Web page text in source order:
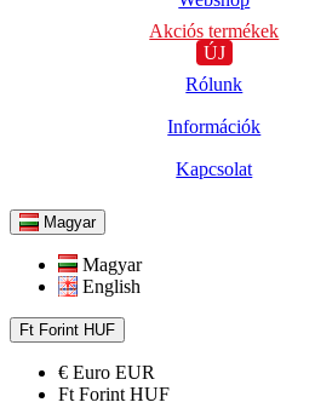
Akciós termékek
ÚJ
Rólunk
Információk
Kapcsolat
Magyar
Magyar
English
Ft Forint HUF
€ Euro EUR
Ft Forint HUF